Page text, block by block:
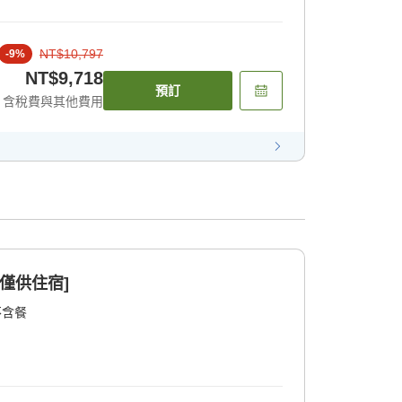
-9% NT$10,797
NT$9,718
含稅費與其他費用
預訂
供住宿]
餐